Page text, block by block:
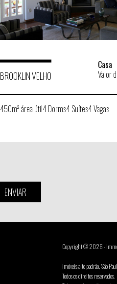
BROOKLIN VELHO
Casa
Valor
450m² área útil4 Dorms4 Suítes4 Vagas
ENVIAR
Copyright © 2026 -
imóveis alto padrão, São
Todos os direitos reservados.